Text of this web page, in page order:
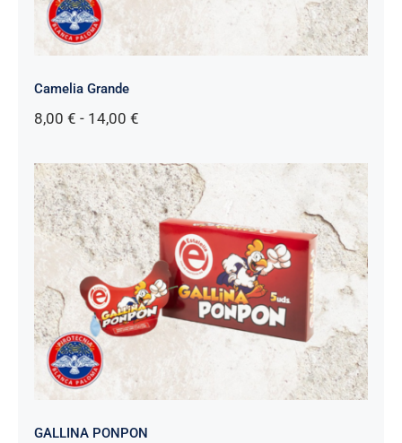
Camelia Grande
8,00 € - 14,00 €Rango
desde
8,00 €
hasta
14,00 €
GALLINA PONPON